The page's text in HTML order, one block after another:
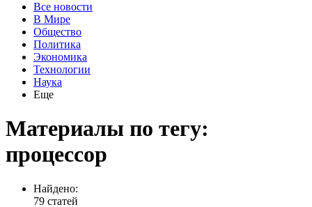
Все новости
В Мире
Общество
Политика
Экономика
Технологии
Наука
Еще
Материалы по тегу:
процессор
Найдено:
79 статей